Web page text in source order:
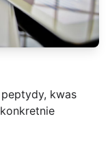
kwas